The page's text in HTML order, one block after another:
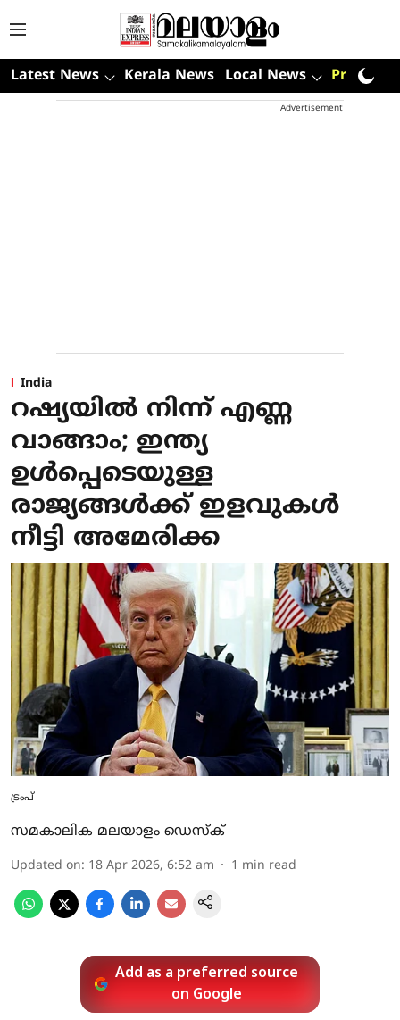
Latest News Kerala News Local News Premium
Advertisement
India
റഷ്യയില്‍ നിന്ന് എണ്ണ
വാങ്ങാം; ഇന്ത്യ
ഉള്‍പ്പെടെയുള്ള
രാജ്യങ്ങള്‍ക്ക് ഇളവുകള്‍
നീട്ടി അമേരിക്ക
ട്രംപ്
സമകാലിക മലയാളം ഡെസ്ക്
Updated on: 18 Apr 2026, 6:52 am 1 min read
Add as a preferred source
on Google